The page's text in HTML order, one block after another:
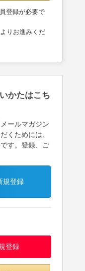
登録が必要で
りお進みくだ
かたはこち
ールマガジン
くためには、
す。登録、ご
規登録
登録